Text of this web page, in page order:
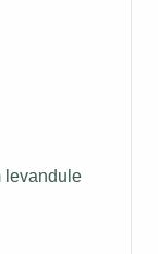
levandule